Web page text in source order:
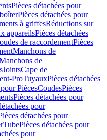
Pièces détachées pour
Pièces détachées pour
à griffesRéductions sur
appareilsPièces détachées
de raccordementPièces
Manchons de
de
JointsCape de
ProTuyauxPièces détachées
PiècesCoudesPièces
Pièces détachées pour
pour
détachées pour
Pièces détachées pour
pour